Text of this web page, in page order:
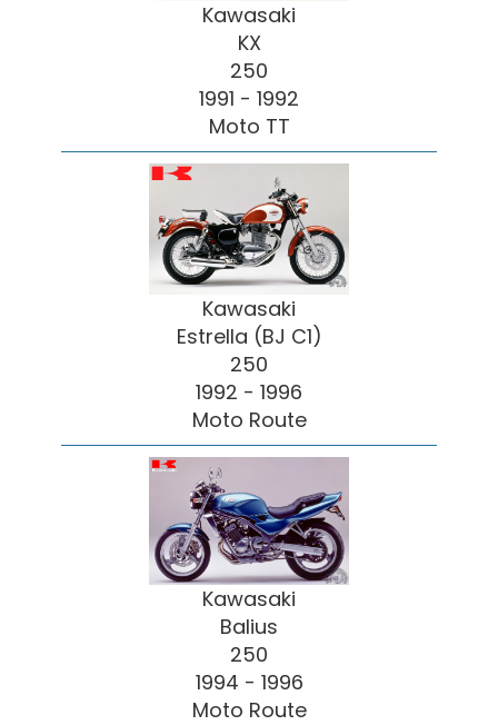
Kawasaki
KX
250
1991 - 1992
Moto TT
Kawasaki
Estrella (BJ C1)
250
1992 - 1996
Moto Route
Kawasaki
Balius
250
1994 - 1996
Moto Route